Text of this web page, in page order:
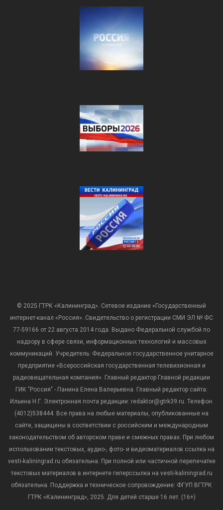
© 2025 ГТРК «Калининград». Сетевое издание «Государственный
интернет-канал «Россия». Свидетельство о регистрации СМИ ЭЛ № ФС
77-59166 от 22 августа 2014 года. Выдано Федеральной службой по
надзору в сфере связи, информационных технологий и массовых
коммуникаций. Учредитель: Федеральное государственное унитарное
предприятие «Всероссийская государственная телевизионная и
радиовещательная компания». Главный редактор Главной редакции
ГИК "Россия" - Панина Елена Валерьевна. Главный редактор сайта:
Ильина Н.Г. Электронная почта редакции: redaktor@gtrk39.ru. Телефон:
(4012)538444. Все права на любые материалы, опубликованные на
сайте, защищены в соответствии с российским и международным
законодательством об авторском праве и смежных правах. При любом
использовании текстовых, аудио-, фото- и видеоматериалов ссылка на
vesti-kaliningrad.ru обязательна. При полной или частичной перепечатке
текстовых материалов в интернете гиперссылка на vesti-kaliningrad.ru
обязательна. Поддержка и техническое сопровождение: ФГУП ВГТРК
ГТРК «Калининград», 2025. Для детей старше 16 лет. (16+)